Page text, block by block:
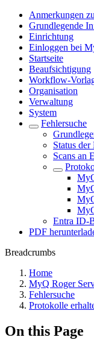
Anmerkungen
Grundlegende
Einrichtung
Einloggen bei
Startseite
Beaufsichtigung
Workflow-
Organisation
Verwaltung
System
Fehlersuche
Status
Scans an
Entra ID-
PDF
Breadcrumbs
Home
MyQ Roger
Fehlersuche
Protokolle
On this Page